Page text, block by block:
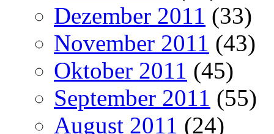
Dezember 2011 (33)
November 2011 (43)
Oktober 2011 (45)
September 2011 (55)
August 2011 (24)